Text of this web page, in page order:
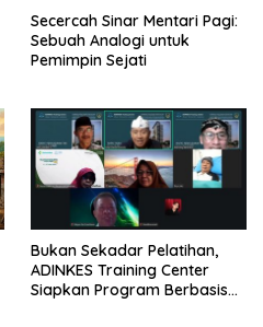
Secercah Sinar Mentari Pagi:
Sebuah Analogi untuk
Pemimpin Sejati
Bukan Sekadar Pelatihan,
ADINKES Training Center
Siapkan Program Berbasis